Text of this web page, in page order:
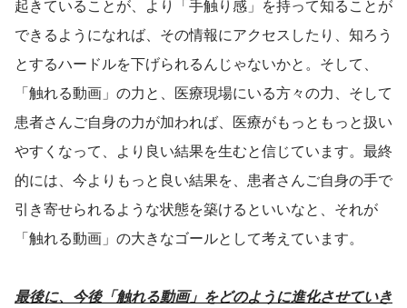
起きていることが、より「手触り感」を持って知ることが
できるようになれば、その情報にアクセスしたり、知ろう
とするハードルを下げられるんじゃないかと。そして、
「触れる動画」の力と、医療現場にいる方々の力、そして
患者さんご自身の力が加われば、医療がもっともっと扱い
やすくなって、より良い結果を生むと信じています。最終
的には、今よりもっと良い結果を、患者さんご自身の手で
引き寄せられるような状態を築けるといいなと、それが
「触れる動画」の大きなゴールとして考えています。
最後に、今後「触れる動画」をどのように進化させていき